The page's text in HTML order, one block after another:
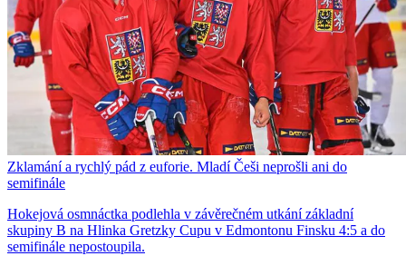
Zklamání a rychlý pád z euforie. Mladí Češi neprošli ani do
semifinále
Hokejová osmnáctka podlehla v závěrečném utkání základní
skupiny B na Hlinka Gretzky Cupu v Edmontonu Finsku 4:5 a do
semifinále nepostoupila.